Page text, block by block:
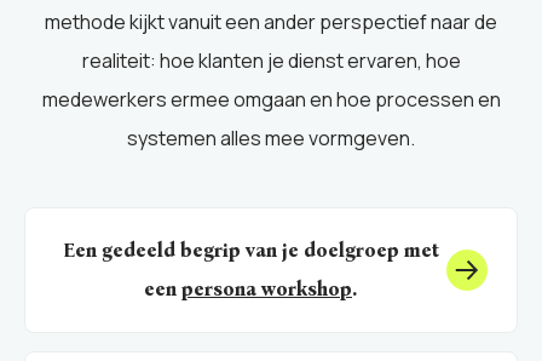
methode kijkt vanuit een ander perspectief naar de
realiteit: hoe klanten je dienst ervaren, hoe
medewerkers ermee omgaan en hoe processen en
systemen alles mee vormgeven.
Een gedeeld begrip van je doelgroep met
een persona workshop.